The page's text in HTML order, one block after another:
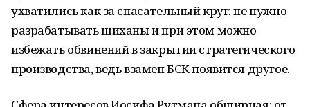
ухватились как за спасательный круг: не нужно
разрабатывать шиханы и при этом можно
избежать обвинений в закрытии стратегического
производства, ведь взамен БСК появится другое.